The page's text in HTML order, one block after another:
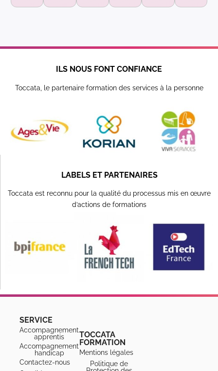
ILS NOUS FONT CONFIANCE
Toccata, le partenaire formation des services à la personne
LABELS ET PARTENAIRES
Toccata est reconnu pour la qualité du processus mis en œuvre
d’actions de formations
SERVICE
Accompagnement
apprentis
Accompagnement
handicap
Contactez-nous
TOCCATA
FORMATION
Mentions légales
Politique de